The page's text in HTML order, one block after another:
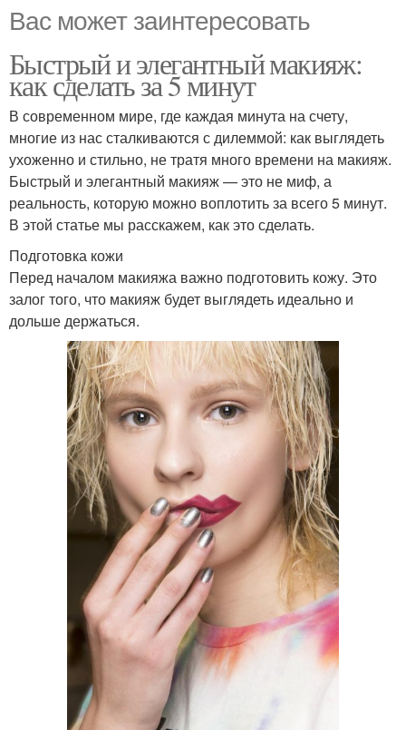
Вас может заинтересовать
Быстрый и элегантный макияж:
как сделать за 5 минут
В современном мире, где каждая минута на счету,
многие из нас сталкиваются с дилеммой: как выглядеть
ухоженно и стильно, не тратя много времени на макияж.
Быстрый и элегантный макияж — это не миф, а
реальность, которую можно воплотить за всего 5 минут.
В этой статье мы расскажем, как это сделать.
Подготовка кожи
Перед началом макияжа важно подготовить кожу. Это
залог того, что макияж будет выглядеть идеально и
дольше держаться.